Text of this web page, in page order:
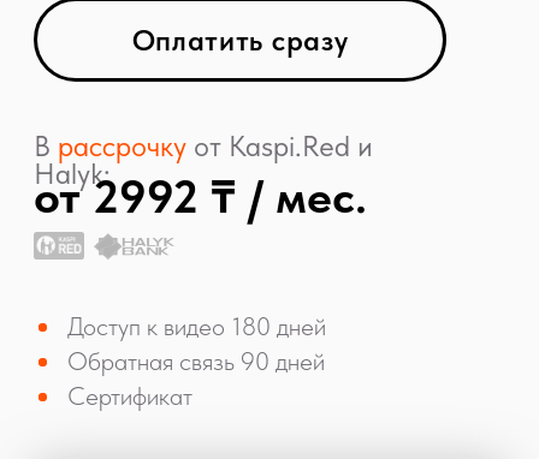
10 000+
букетов ежегодно создаются
в стенах Lacy Bird
7 000+
студентов по всему миру
выбрали нас для обучения
300 000+
Lacy Bird в Instagram